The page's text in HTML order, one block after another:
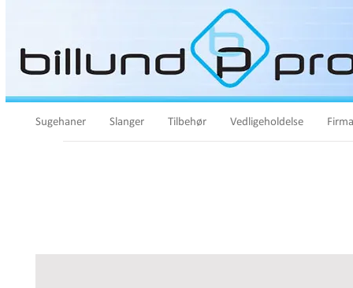
Sugehaner Slanger Tilbehør Vedligeholdelse